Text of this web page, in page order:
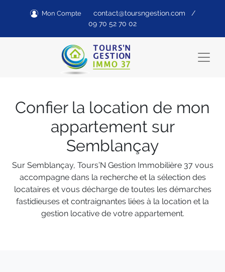
Mon Compte contact@toursngestion.com /
09 70 52 70 02
Confier la location de mon
appartement sur
Semblançay
Sur Semblançay, Tours’N Gestion Immobilière 37 vous
accompagne dans la recherche et la sélection des
locataires et vous décharge de toutes les démarches
fastidieuses et contraignantes liées à la location et la
gestion locative de votre appartement.